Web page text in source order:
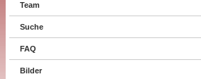
Team
Suche
FAQ
Bilder